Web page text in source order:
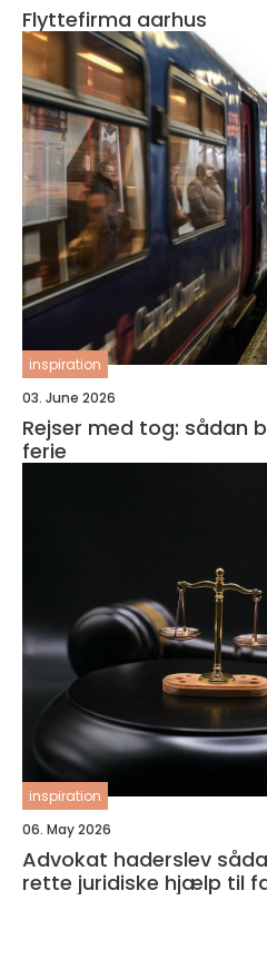
Flyttefirma aarhus
inspiration
03. June 2026
Rejser med tog: sådan
ferie
inspiration
06. May 2026
Advokat haderslev sådan vælger du den
rette juridiske hjælp til